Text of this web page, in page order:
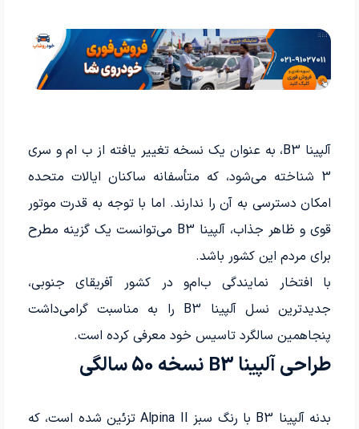
آلپینا B3، به عنوان یک نسخه تغییر یافته از ب ام و سری
3 شناخته می‌شود، که متأسفانه ساکنان ایالات متحده
امکان دسترسی به آن را ندارند. اما با توجه به قدرت موتور
قوی و ظاهر جذاب، آلپینا B3 می‌توانست یک گزینه مطرح
برای مردم این کشور باشد.
با افتخار نمایندگی ب‌ام‌و در کشور آفریقای جنوبی،
جدیدترین نسل آلپینا B3 را به مناسبت گرامی‌داشت
پنجاهمین سالگرد تاسیس خود معرفی کرده است.
طراحی آلپینا B3 نسخه 50 سالگی
بدنه آلپینا B3 با رنگ سبز Alpina II تزئین شده است، که